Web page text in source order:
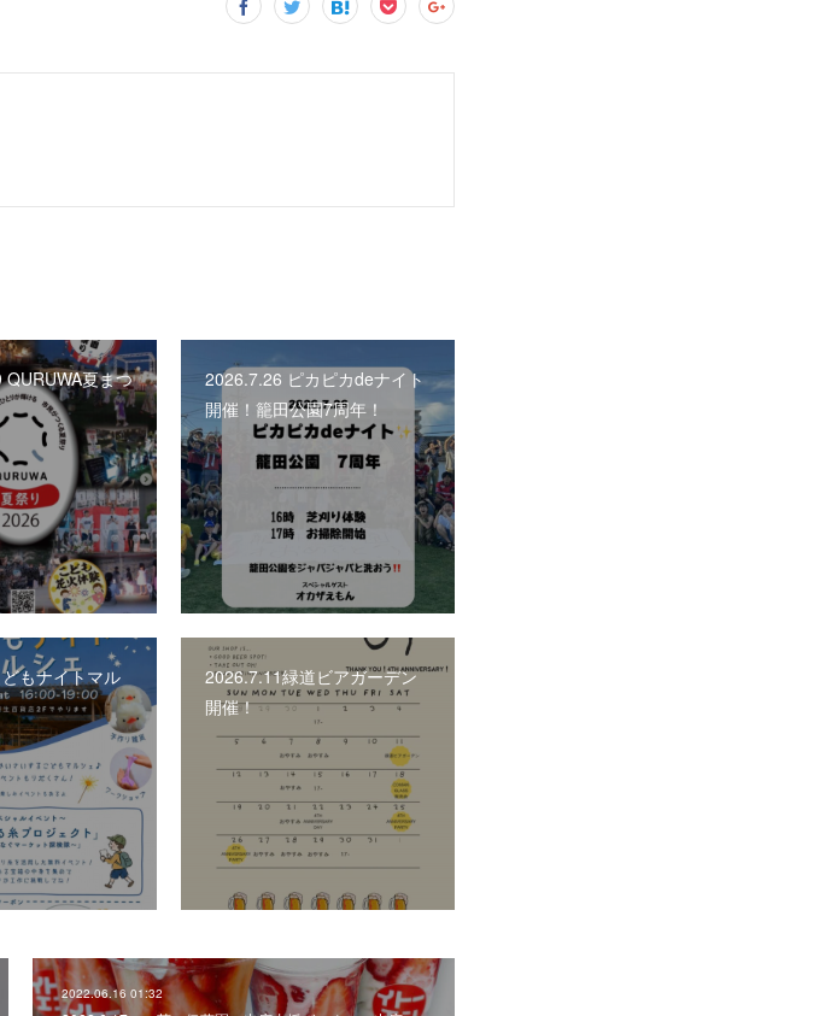
夏まつ
2026.7.26 ピカピカdeナイト
開催！籠田公園7周年！
もナイトマル
2026.7.11緑道ビアガーデン
開催！
2022.06.16 01:32